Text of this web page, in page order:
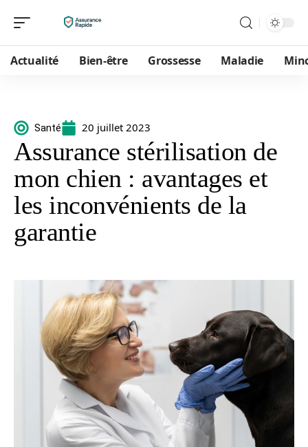
Actualité Bien-être Grossesse Maladie
Santé 20 juillet 2023
Assurance stérilisation de
mon chien : avantages et
les inconvénients de la
garantie